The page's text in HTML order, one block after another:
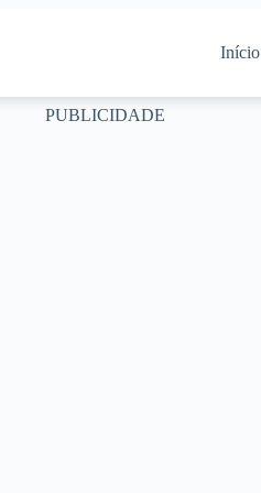
Início
PUBLICIDADE